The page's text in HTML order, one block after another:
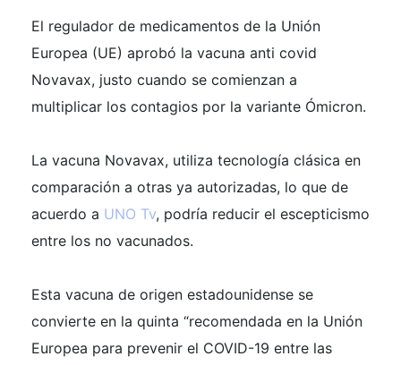
El regulador de medicamentos de la Unión
Europea (UE) aprobó la vacuna anti covid
Novavax, justo cuando se comienzan a
multiplicar los contagios por la variante Ómicron.
La vacuna Novavax, utiliza tecnología clásica en
comparación a otras ya autorizadas, lo que de
acuerdo a UNO Tv, podría reducir el escepticismo
entre los no vacunados.
Esta vacuna de origen estadounidense se
convierte en la quinta “recomendada en la Unión
Europea para prevenir el COVID-19 entre las